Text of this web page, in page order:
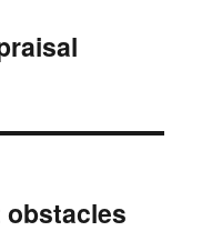
obstacles